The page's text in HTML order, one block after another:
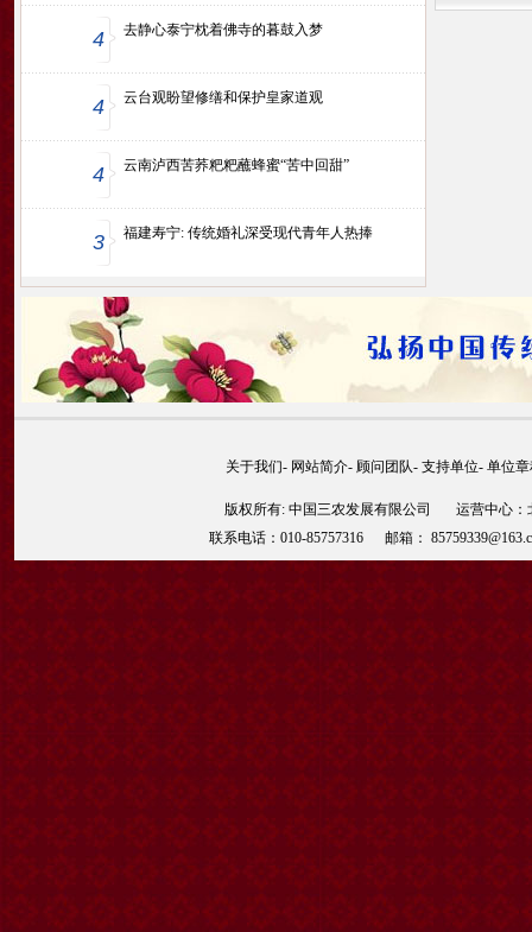
4 去静心泰宁枕着佛寺的暮鼓入梦
4 云台观盼望修缮和保护皇家道观
4 云南泸西苦荞粑粑蘸蜂蜜“苦中回甜”
3 福建寿宁: 传统婚礼深受现代青年人热捧
关于我们- 网站简介- 顾问团队- 支持单位- 单位
版权所有: 中国三农发展有限公司 运营中心
联系电话：010-85757316 邮箱：